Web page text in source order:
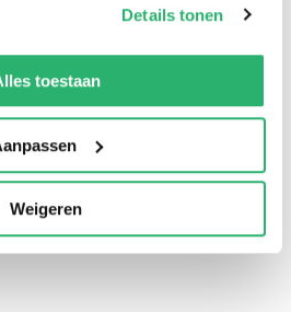
13 derdendie uw gegevens
Details tonen
toestaan
Weigeren